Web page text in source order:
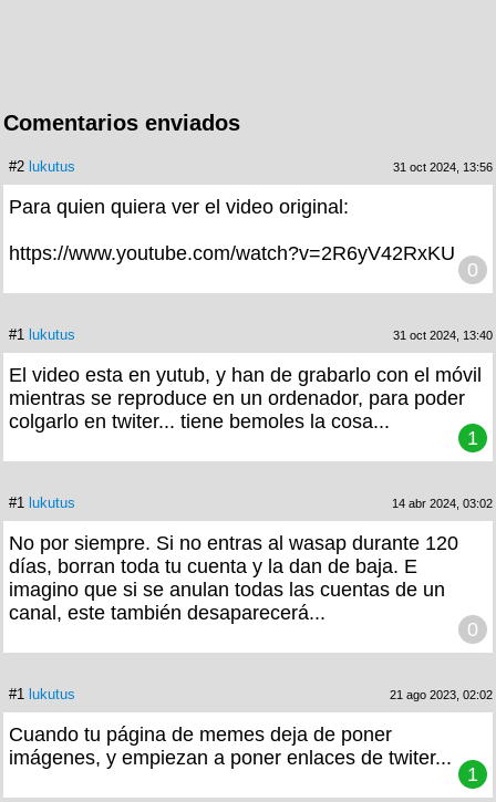
Comentarios enviados
#2 lukutus 31 oct 2024, 13:56
Para quien quiera ver el video original:
https://www.youtube.com/watch?v=2R6yV42RxKU
0
#1 lukutus 31 oct 2024, 13:40
El video esta en yutub, y han de grabarlo con el móvil
mientras se reproduce en un ordenador, para poder
colgarlo en twiter... tiene bemoles la cosa...
1
#1 lukutus 14 abr 2024, 03:02
No por siempre. Si no entras al wasap durante 120
días, borran toda tu cuenta y la dan de baja. E
imagino que si se anulan todas las cuentas de un
canal, este también desaparecerá...
0
#1 lukutus 21 ago 2023, 02:02
Cuando tu página de memes deja de poner
imágenes, y empiezan a poner enlaces de twiter...
1